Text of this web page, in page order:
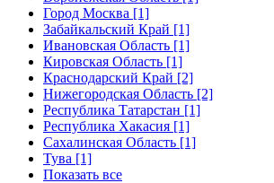
Город Москва [1]
Забайкальский Край [1]
Ивановская Область [1]
Кировская Область [1]
Краснодарский Край [2]
Нижегородская Область [2]
Республика Татарстан [1]
Республика Хакасия [1]
Сахалинская Область [1]
Тува [1]
Показать все